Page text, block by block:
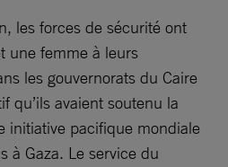
les forces de sécurité ont
une femme à leurs
les gouvernorats du Caire
qu’ils avaient soutenu la
initiative pacifique mondiale
à Gaza. Le service du